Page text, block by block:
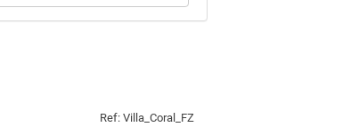
Ref: Villa_Coral_FZ